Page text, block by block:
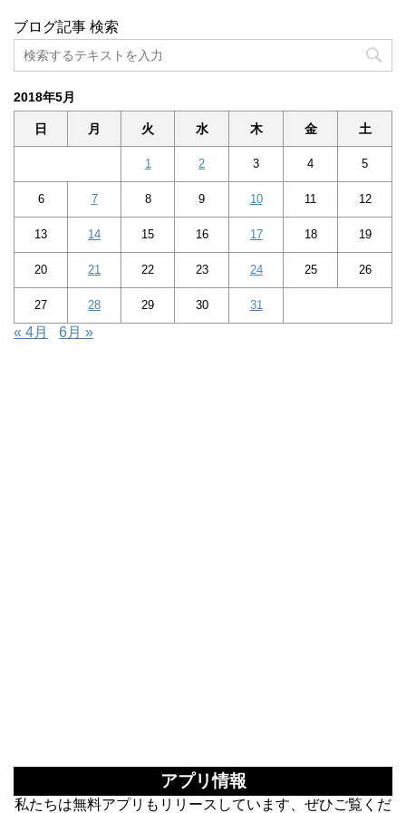
ブログ記事 検索
2018年5月
日 月 火 水 木 金 土
1 2 3 4 5
6 7 8 9 10 11 12
13 14 15 16 17 18 19
20 21 22 23 24 25 26
27 28 29 30 31
« 4月 6月 »
アプリ情報
私たちは無料アプリもリリースしています、ぜひご覧くだ